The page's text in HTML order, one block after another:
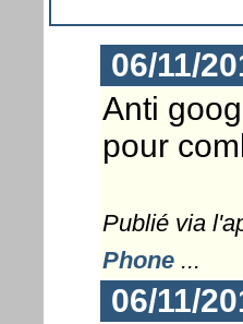
06/11/
Anti
pour
Publié via
Phone...
06/11/